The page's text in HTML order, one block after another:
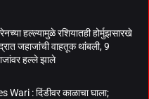
हल्ल्यामुळे रशियातही होर्मुझसारखे
जहाजांची वाहतूक थांबली, 9
हल्ले झाले
: दिंडीवर काळाचा घाला;